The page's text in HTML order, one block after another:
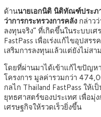
ด้านนายเอกนิติ นิติทัณฑ์ประภ
ว่าการกระทรวงการคลัง กล่าว
ลงทุนจริง” ที่เกิดขึ้นในระบบเศ
FastPass เพื่อเร่งแก้ไขอุปสร
เสริมการลงทุนแล้วแต่ยังไม่สา
โดยที่ผ่านมาได้เข้าแก้ไขปัญห
โครงการ มูลค่ารวมกว่า
กลไก Thailand FastPass ให้
ยุทธศาสตร์ของประเทศ เพื่อมุ่
เศรษฐกิจให้รวดเร็วยิ่งขึ้น